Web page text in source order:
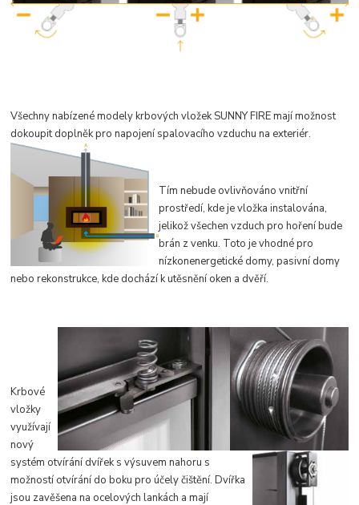
Všechny nabízené modely krbových vložek SUNNY FIRE mají možnost
dokoupit doplněk pro napojení spalovacího vzduchu na exteriér.
Tím nebude ovlivňováno vnitřní
prostředí, kde je vložka instalována,
jelikož všechen vzduch pro hoření bude
brán z venku. Toto je vhodné pro
nízkonenergetické domy, pasivní domy
nebo rekonstrukce, kde dochází k utěsnění oken a dvěří.
Krbové
vložky
využívají
nový
systém otvíránídvířek s výsuvem nahoru s
možností otvírání do boku pro účely čištění. Dvířka
jsou zavěšena na ocelových lankách a mají